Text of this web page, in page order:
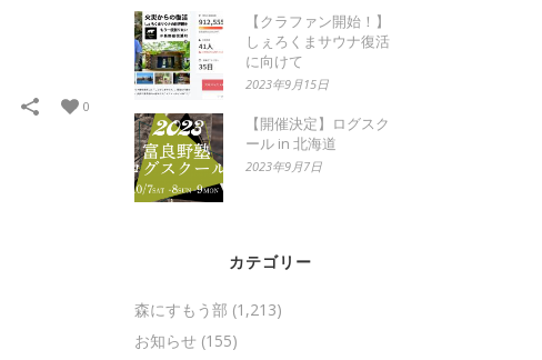
0
【クラファン開始！】
しぇろくまサウナ復活
に向けて
2023年9月15日
【開催決定】ログスク
ール in 北海道
2023年9月7日
カテゴリー
森にすもう部 (1,213)
お知らせ (155)